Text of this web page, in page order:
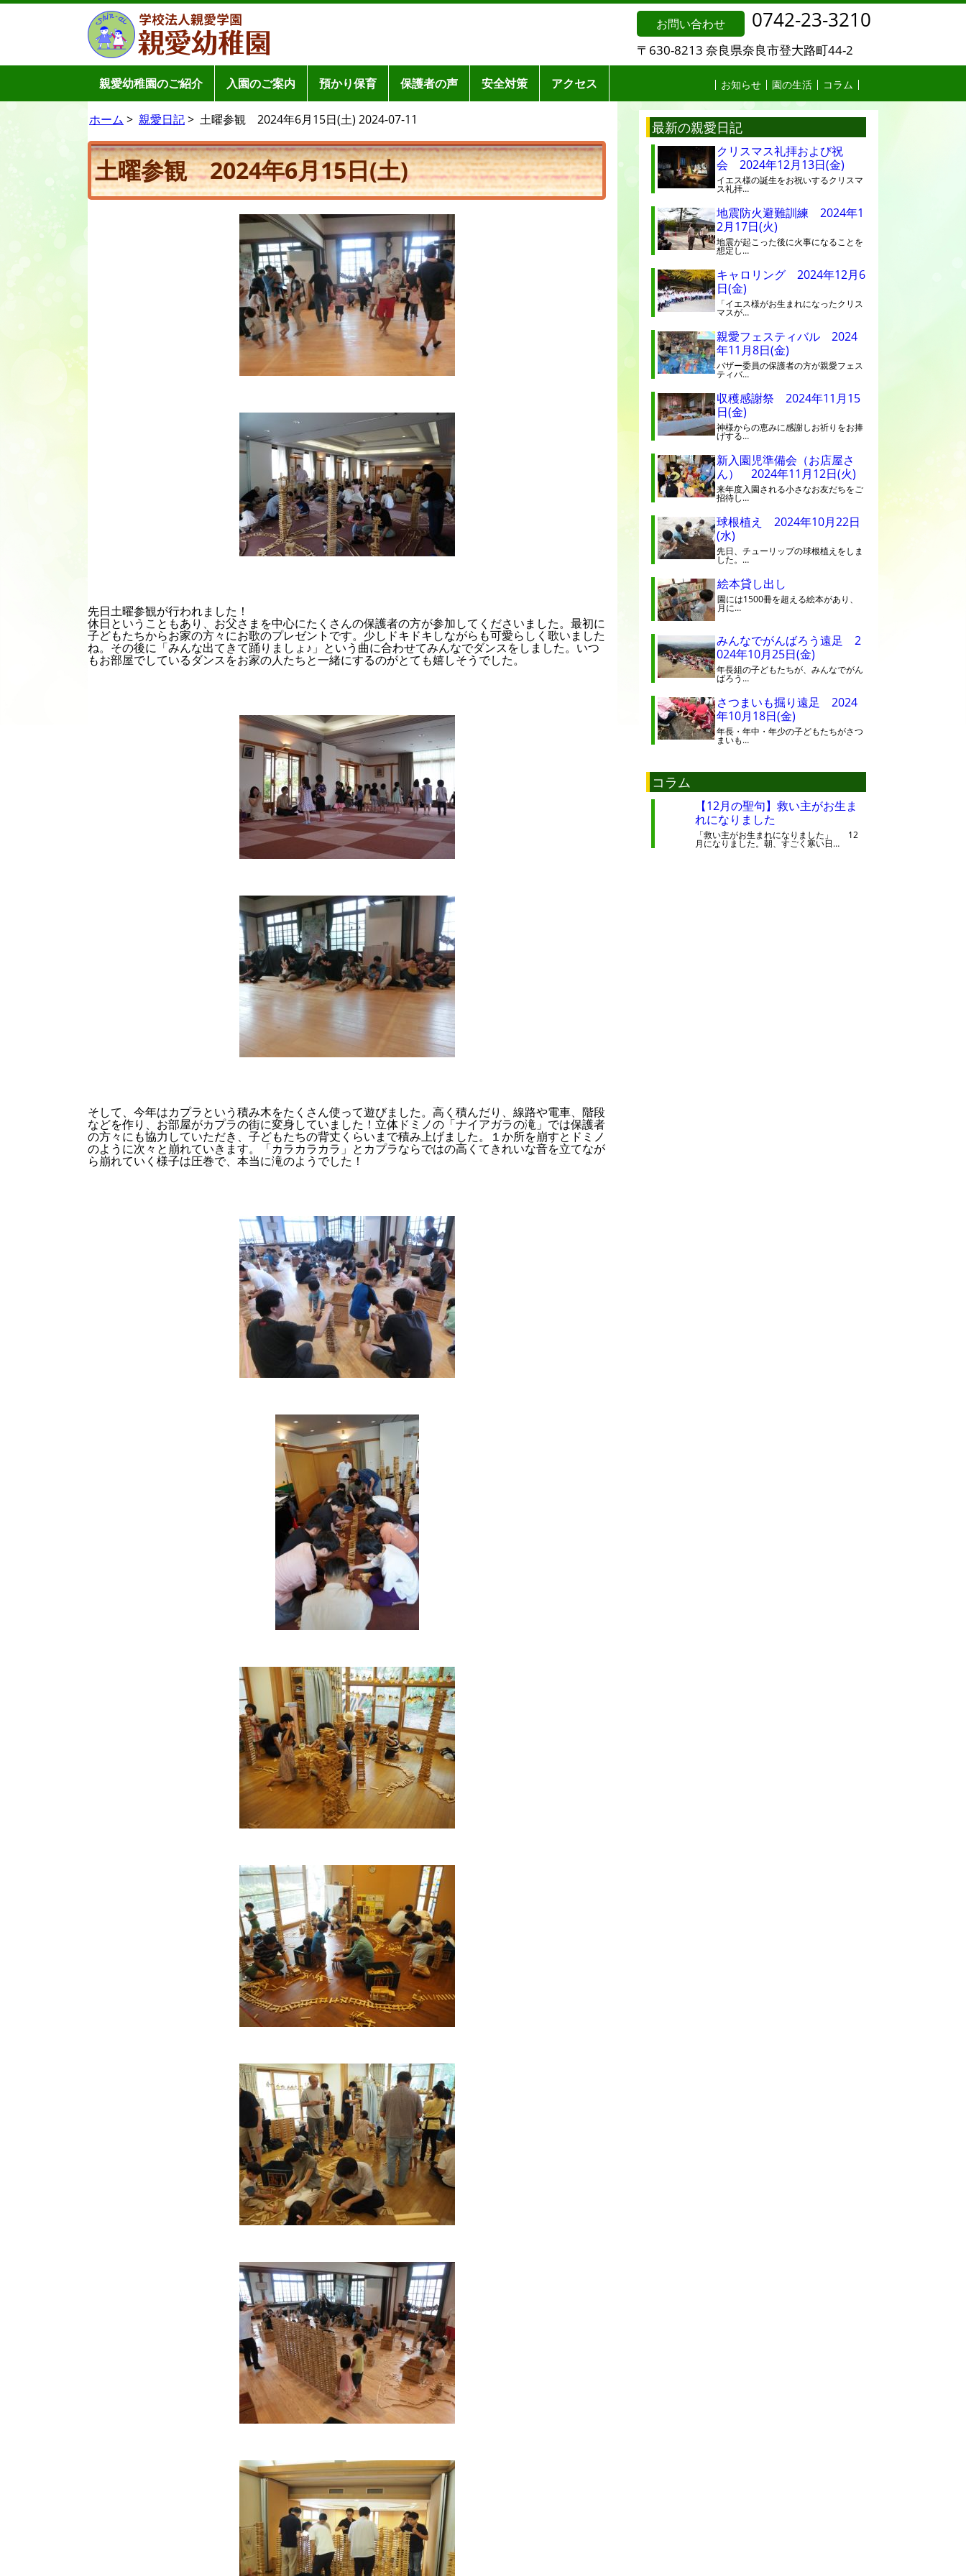
お問い合わせ 0742-23-3210
〒630-8213 奈良県奈良市登大路町44-2
親愛幼稚園のご紹介 入園のご案内 預かり保育 保護者の声 安全対策 アクセス お知らせ 園の生活 コラム
ホーム > 親愛日記> 土曜参観 2024年6月15日(土) 2024-07-11
土曜参観 2024年6月15日(土)
先日土曜参観が行われました！
休日ということもあり、お父さまを中心にたくさんの保護者の方が参加してくださいました。最初に
子どもたちからお家の方々にお歌のプレゼントです。少しドキドキしながらも可愛らしく歌いました
ね。その後に「みんな出てきて踊りましょ♪」という曲に合わせてみんなでダンスをしました。いつ
もお部屋でしているダンスをお家の人たちと一緒にするのがとても嬉しそうでした。
そして、今年はカプラという積み木をたくさん使って遊びました。高く積んだり、線路や電車、階段
などを作り、お部屋がカプラの街に変身していました！立体ドミノの「ナイアガラの滝」では保護者
の方々にも協力していただき、子どもたちの背丈くらいまで積み上げました。１か所を崩すとドミノ
のように次々と崩れていきます。「カラカラカラ」とカプラならではの高くてきれいな音を立てなが
ら崩れていく様子は圧巻で、本当に滝のようでした！
最新の親愛日記
クリスマス礼拝および祝
会 2024年12月13日(金)
イエス様の誕生をお祝いするクリスマ
ス礼拝…
地震防火避難訓練 2024年1
2月17日(火)
地震が起こった後に火事になることを
想定し…
キャロリング 2024年12月6
日(金)
「イエス様がお生まれになったクリス
マスが…
親愛フェスティバル 2024
年11月8日(金)
バザー委員の保護者の方が親愛フェス
ティバ…
収穫感謝祭 2024年11月15
日(金)
神様からの恵みに感謝しお祈りをお捧
げする…
新入園児準備会（お店屋さ
ん） 2024年11月12日(火)
来年度入園される小さなお友だちをご
招待し…
球根植え 2024年10月22日
(水)
先日、チューリップの球根植えをしま
した。…
絵本貸し出し
園には1500冊を超える絵本があり、
月に…
みんなでがんばろう遠足 2
024年10月25日(金)
年長組の子どもたちが、みんなでがん
ばろう…
さつまいも掘り遠足 2024
年10月18日(金)
年長・年中・年少の子どもたちがさつ
まいも…
コラム
【12月の聖句】救い主がお生ま
れになりました
「救い主がお生まれになりました」 12
月になりました。朝、すごく寒い日…